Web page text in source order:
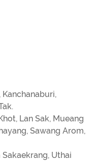
Kanchanaburi,
Lan Sak, Mueang
Sawang Arom,
Sakaekrang, Uthai